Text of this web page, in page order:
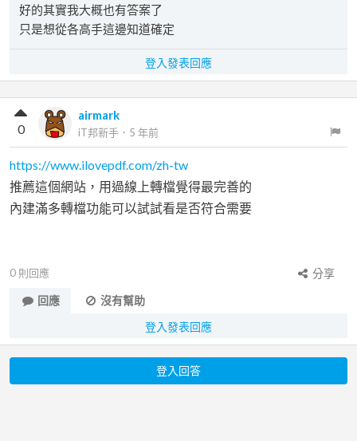
好的其實我大概也有答案了
只是想從各高手這邊知道確定
登入發表回應
airmark
iT邦新手 ． 5 年前
0
https://www.ilovepdf.com/zh-tw
推薦這個網站，用過線上轉檔覺得最完善的
內建滿多轉檔功能可以試試看是否符合需要
0 則回應
分享
回應
沒有幫助
登入發表回應
登入回答